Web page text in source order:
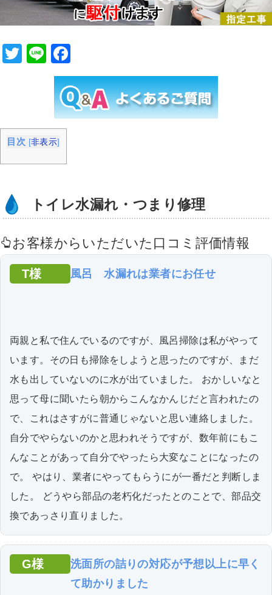
T
Li
n
e
a
c
e
目次 [非表示]
トイレ水漏れ・つまり修理
お客様からいただいた口コミ評価情報
風呂 水漏れは業者にお任せ
T様
両親と私で住んでいるのですが、風呂掃除は私がやって
います。その日も掃除をしようと思ったのですが、まだ
水も出していないのに水が出ていました。 おかしいなと
思って母に聞いたら朝からこんなかんじだと言われたの
で、これはさすがに普通じゃないと思い連絡しました。
自分でやらないのかと思われそうですが、数年前にもこ
んなことがあって自分でやったら大変なことになったの
で。 やはり、業者にやってもらうにが一番だと判断しま
した。 どうやら部品の老朽化だったとのことで、部品交
換であっさり直りました。
洗面所の詰りの対応が予想以上に早く
て助かりました
G様